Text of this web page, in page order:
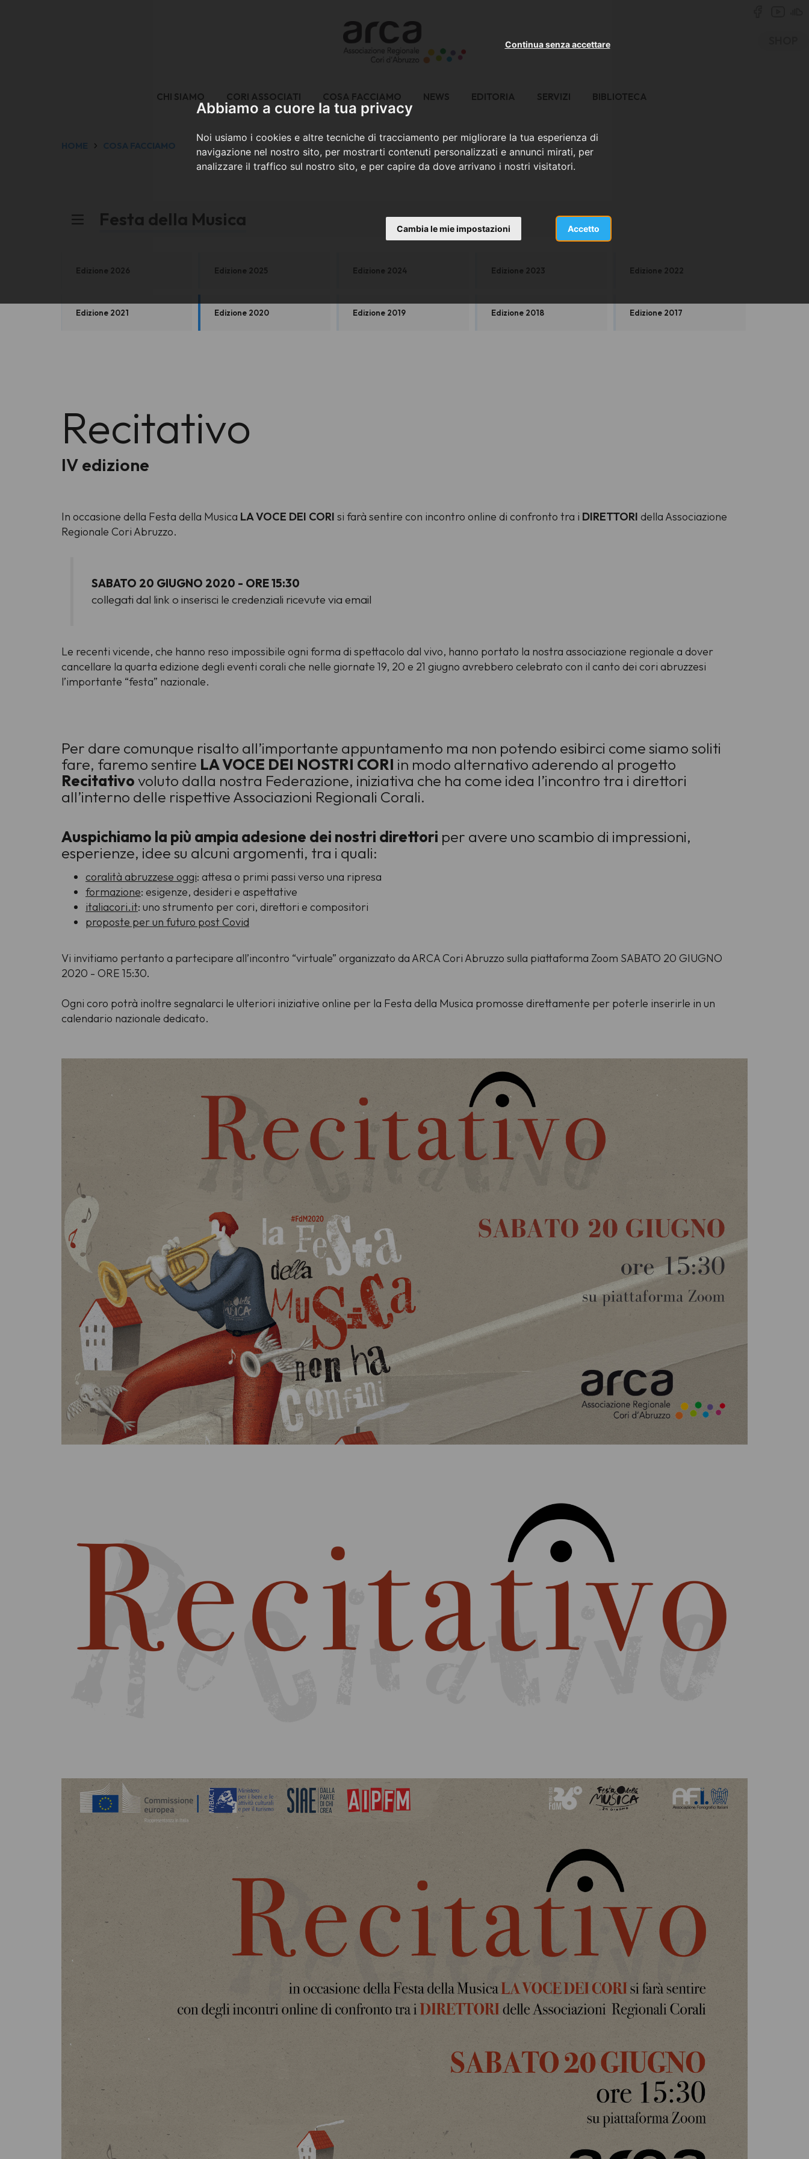
Abbiamo a cuore la tua privacy
Noi usiamo i cookies e altre tecniche di tracciamento per migliorare la tua esperienza di
navigazione nel nostro sito, per mostrarti contenuti personalizzati e annunci mirati, per
analizzare il traffico sul nostro sito, e per capire da dove arrivano i nostri visitatori.
Accetto
Continua senza accettare
Cambia le mie impostazioni
CHI SIAMO CORI ASSOCIATI COSA FACCIAMO NEWS EDITORIA SERVIZI BIBLIOTECA
HOME COSA FACCIAMO
Festa della Musica
Edizione 2026 Edizione 2025 Edizione 2024 Edizione 2023 Edizione 2022
Edizione 2021 Edizione 2020 Edizione 2019 Edizione 2018 Edizione 2017
Recitativo
IV edizione
In occasione della Festa della Musica LA VOCE DEI CORI si farà sentire con incontro online di confronto tra i DIRETTORI della Associazione
Regionale Cori Abruzzo.
SABATO 20 GIUGNO 2020 - ORE 15:30
collegati dal link o inserisci le credenziali ricevute via email
Le recenti vicende, che hanno reso impossibile ogni forma di spettacolo dal vivo, hanno portato la nostra associazione regionale a dover
cancellare la quarta edizione degli eventi corali che nelle giornate 19, 20 e 21 giugno avrebbero celebrato con il canto dei cori abruzzesi
l’importante “festa” nazionale.
Per dare comunque risalto all’importante appuntamento ma non potendo esibirci come siamo soliti
fare, faremo sentire LA VOCE DEI NOSTRI CORI in modo alternativo aderendo al progetto
Recitativovoluto dalla nostra Federazione, iniziativa che ha come idea l’incontro tra i direttori
all’interno delle rispettive Associazioni Regionali Corali.
Auspichiamo la più ampia adesione dei nostri direttori per avere uno scambio di impressioni,
esperienze, idee su alcuni argomenti, tra i quali:
coralità abruzzese oggi: attesa o primi passi verso una ripresa
formazione: esigenze, desideri e aspettative
italiacori.it: uno strumento per cori, direttori e compositori
proposte per un futuro post Covid
Vi invitiamo pertanto a partecipare all’incontro “virtuale” organizzato da ARCA Cori Abruzzo sulla piattaforma Zoom SABATO 20 GIUGNO
2020 - ORE 15:30.
Ogni coro potrà inoltre segnalarci le ulteriori iniziative online per la Festa della Musica promosse direttamente per poterle inserirle in un
calendario nazionale dedicato.